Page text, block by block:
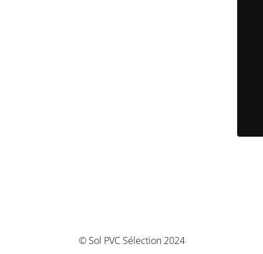
© Sol PVC Sélection 2024